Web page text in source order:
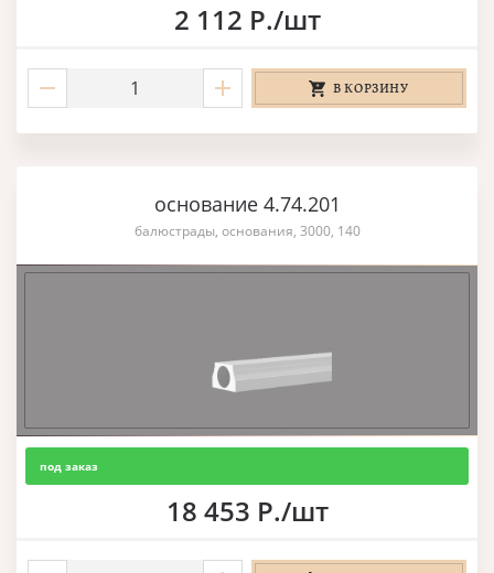
2 112 Р./шт
В КОРЗИНУ
основание 4.74.201
балюстрады, основания, 3000, 140
под заказ
18 453 Р./шт